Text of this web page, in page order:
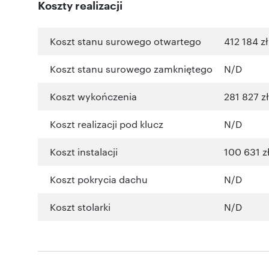
Koszty realizacji
Koszt stanu surowego otwartego 412 184 zł
Koszt stanu surowego zamkniętego N/D
Koszt wykończenia 281 827 zł
Koszt realizacji pod klucz N/D
Koszt instalacji 100 631
Koszt pokrycia dachu N/D
Koszt stolarki N/D